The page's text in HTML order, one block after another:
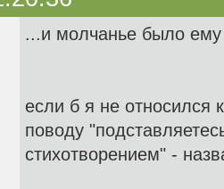
...и молчанье было ему
если б я не
поводу
стихотворением" -